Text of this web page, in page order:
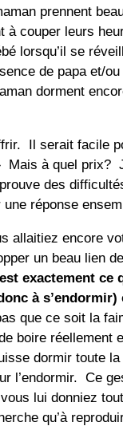
prennent
à couper leurs
lorsqu’il se
de papa et/
dorment
Il serait facile
à quel prix?
des
réponse
allaitiez encore
un beau lien
exactement ce
à
que ce soit la
boire réellement
dormir toute
l’endormir. Ce
lui donniez
qu’à